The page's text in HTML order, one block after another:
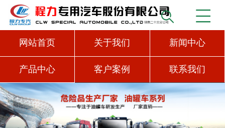
网站首页 关于我们 新闻中心
产品中心 客户案例 联系我们